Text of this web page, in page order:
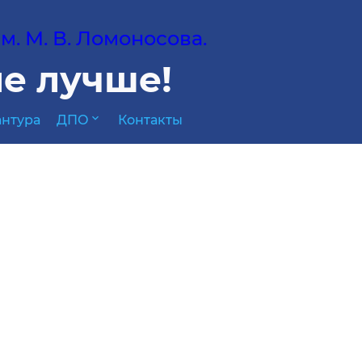
М. В. Ломоносова.
лучше!
ДПО expand_more Контакты